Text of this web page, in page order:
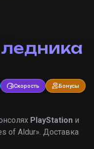
Скорость Бонусы
PlayStation и
of Aldur». Доставка